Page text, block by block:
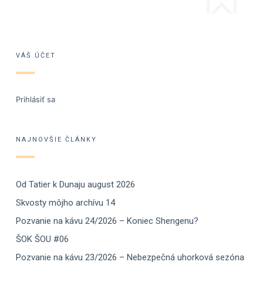
VÁŠ ÚČET
Prihlásiť sa
NAJNOVŠIE ČLÁNKY
Od Tatier k Dunaju august 2026
Skvosty môjho archívu 14
Pozvanie na kávu 24/2026 – Koniec Shengenu?
ŠOK ŠOU #06
Pozvanie na kávu 23/2026 – Nebezpečná uhorková sezóna